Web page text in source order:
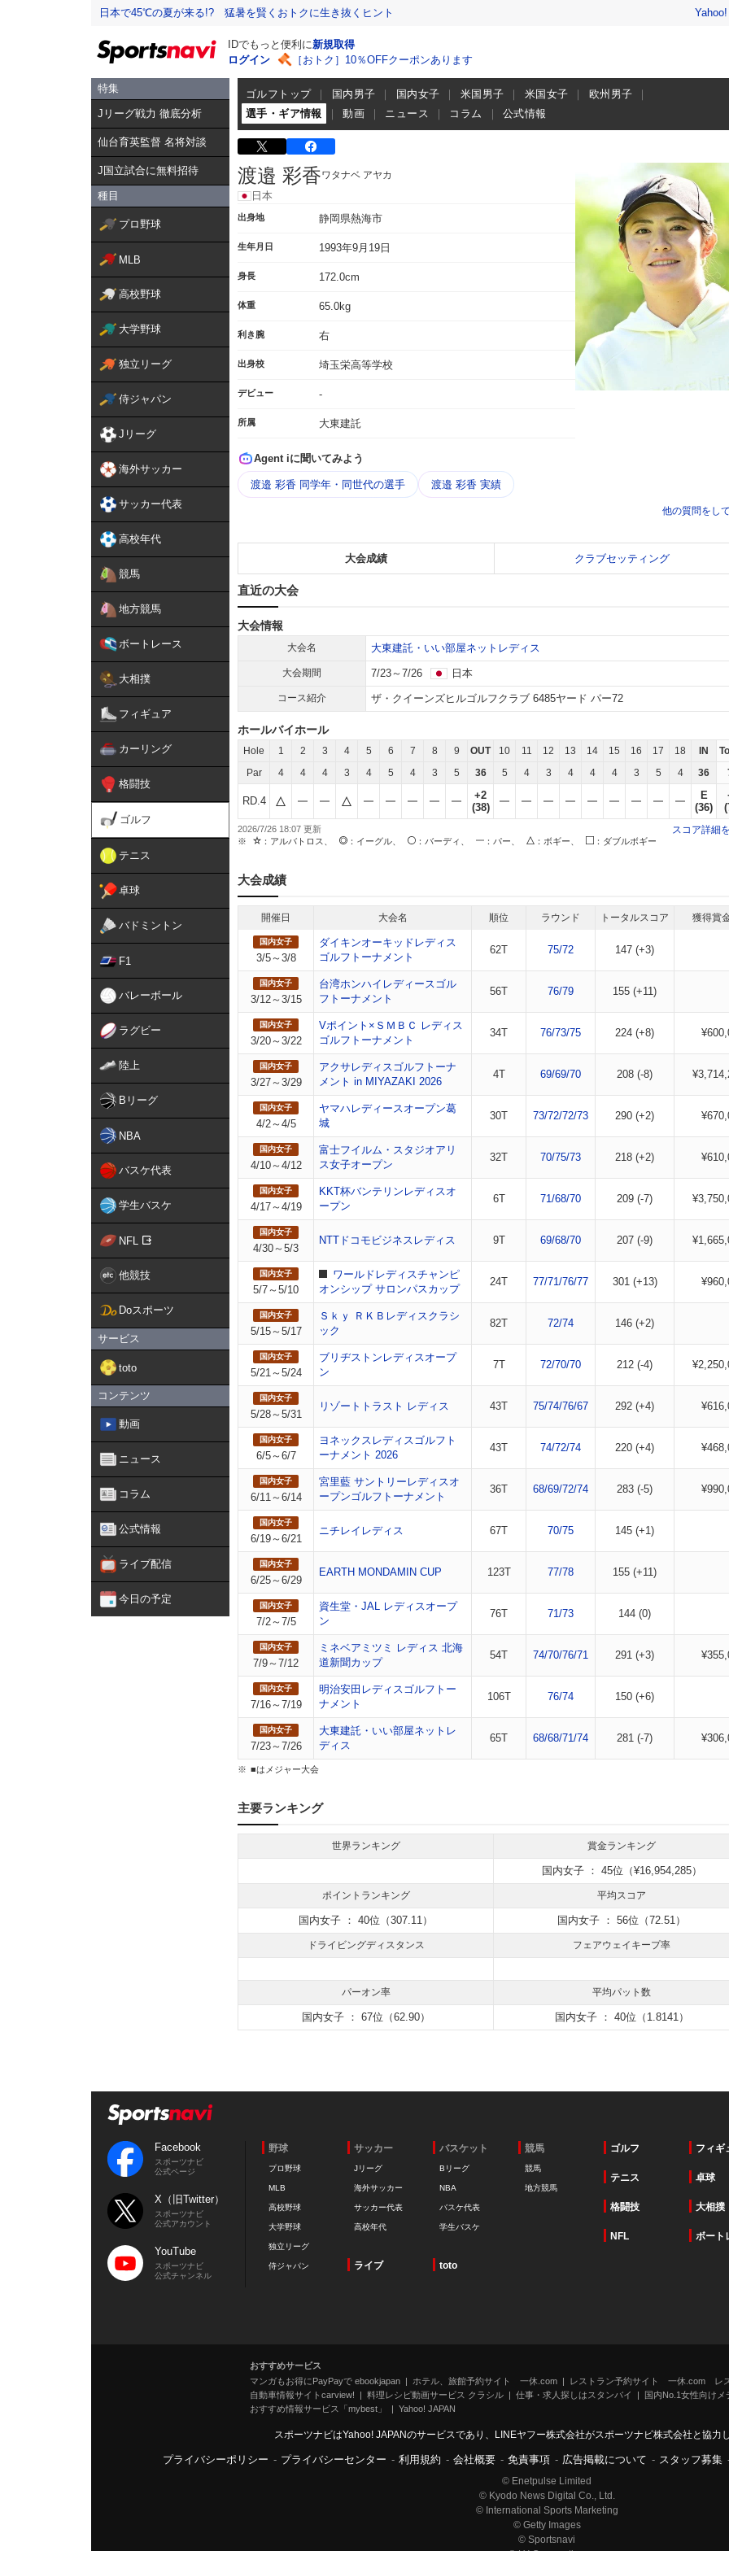
日本で45℃の夏が来る!? 猛暑を賢くおトクに生き抜くヒント
IDでもっと便利に新規取得
ログイン
［おトク］10％OFFクーポンあります
特集
Jリーグ戦力 徹底分析
仙台育英監督 名将対談
J国立試合に無料招待
種目
プロ野球
MLB
高校野球
大学野球
独立リーグ
侍ジャパン
Jリーグ
海外サッカー
サッカー代表
高校年代
競馬
地方競馬
ボートレース
大相撲
フィギュア
カーリング
格闘技
ゴルフ
テニス
卓球
バドミントン
F1
バレーボール
ラグビー
陸上
Bリーグ
NBA
バスケ代表
学生バスケ
NFL
他競技
Doスポーツ
サービス
toto
コンテンツ
動画
ニュース
コラム
公式情報
ライブ配信
今日の予定
ゴルフトップ 国内男子 国内女子 米国男子 米国女子
欧州男子
選手・ギア情報
動画 ニュース コラム 公式情報
渡邉 彩香ワタナベ アヤカ
日本
出身地 静岡県熱海市
生年月日 1993年9月19日
身長 172.0cm
体重 65.0kg
利き腕 右
出身校 埼玉栄高等学校
デビュー -
所属 大東建託
Agent iに聞いてみよう
渡邉 彩香 同学年・同世代の選手 渡邉 彩香 実績
他の質問をし
大会成績 クラブセッティング
直近の大会
大会情報
大会名 大東建託・いい部屋ネットレディス
大会期間 7/23～7/26 日本
コース紹介 ザ・クイーンズヒルゴルフクラブ 6485ヤード パー72
ホールバイホール
Hole 1 2 3 4 5 6 7 8 9 OUT 10 11 12 13 14 15 16 17 18 IN
Par
4 4 4 3 4 5 4 3 5 36 5 4 3 4 4 4 3 5 4 36
RD.4
+2
(38)
E
(36)
2026/7/26 18:07
：アルバトロス、
：イーグル、 ：バーディ、 ：パー、 ：ボギー、 ：ダブルボギー
スコア詳細
大会成績
開催日 大会名 順位 ラウンド トータルスコア 獲得賞
国内女子
3/5～3/8
ダイキンオーキッドレディス
ゴルフトーナメント
62T 75/72 147 (+3)
国内女子
3/12～3/15
台湾ホンハイレディースゴル
フトーナメント
56T 76/79 155 (+11)
国内女子
3/20～3/22
Vポイント×ＳＭＢＣ レディス
ゴルフトーナメント
34T 76/73/75 224 (+8)
国内女子
3/27～3/29
アクサレディスゴルフトーナ
メント in MIYAZAKI 2026
4T 69/69/70 208 (-8)
国内女子
4/2～4/5
ヤマハレディースオープン葛
城
30T 73/72/72/73 290 (+2)
国内女子
4/10～4/12
富士フイルム・スタジオアリ
ス女子オープン
32T 70/75/73 218 (+2)
国内女子
4/17～4/19
KKT杯バンテリンレディスオ
ープン
6T 71/68/70 209 (-7)
国内女子
4/30～5/3
NTTドコモビジネスレディス 9T 69/68/70 207 (-9)
国内女子
5/7～5/10
ワールドレディスチャンピ
オンシップ サロンパスカップ
24T 77/71/76/77 301 (+13)
国内女子
5/15～5/17
Ｓｋｙ ＲＫＢレディスクラシ
ック
82T 72/74 146 (+2)
国内女子
5/21～5/24
ブリヂストンレディスオープ
ン
7T 72/70/70 212 (-4)
国内女子
5/28～5/31
リゾートトラスト レディス 43T 75/74/76/67 292 (+4)
国内女子
6/5～6/7
ヨネックスレディスゴルフト
ーナメント 2026
43T 74/72/74 220 (+4)
国内女子
6/11～6/14
宮里藍 サントリーレディスオ
ープンゴルフトーナメント
36T 68/69/72/74 283 (-5)
国内女子
6/19～6/21
ニチレイレディス 67T 70/75 145 (+1)
国内女子
6/25～6/29
EARTH MONDAMIN CUP 123T 77/78 155 (+11)
国内女子
7/2～7/5
資生堂・JAL レディスオープ
ン
76T 71/73 144 (0)
国内女子
7/9～7/12
ミネベアミツミ レディス 北海
道新聞カップ
54T 74/70/76/71 291 (+3)
国内女子
7/16～7/19
明治安田レディスゴルフトー
ナメント
106T 76/74 150 (+6)
国内女子
7/23～7/26
大東建託・いい部屋ネットレ
ディス
65T 68/68/71/74 281 (-7)
■はメジャー大会
主要ランキング
世界ランキング 賞金ランキング
国内女子 ： 45位（¥16,954,285）
ポイントランキング 平均スコア
国内女子 ： 40位（307.11） 国内女子 ： 56位（72.51）
ドライビングディスタンス フェアウェイキープ率
パーオン率 平均パット数
国内女子 ： 67位（62.90） 国内女子 ： 40位（1.8141）
Facebook
スポーツナビ
公式ページ
X（旧Twitter）
スポーツナビ
公式アカウント
YouTube
スポーツナビ
公式チャンネル
野球
プロ野球
MLB
高校野球
大学野球
独立リーグ
侍ジャパン
サッカー
Jリーグ
海外サッカー
サッカー代表
高校年代
バスケット
Bリーグ
NBA
バスケ代表
学生バスケ
競馬
競馬
地方競馬
ゴルフ フィギ
テニス 卓球
格闘技 大相撲
NFL ボート
ライブ toto
おすすめサービス
マンガもお得にPayPayで ebookjapan
ホテル、旅館予約サイト 一休.com
レストラン予約サイト 一休.com レ
自動車情報サイトcarview!
料理レシピ動画サービス クラシル 仕事・求人探しはスタンバイ
国内No.1女性向けメ
おすすめ情報サービス「mybest」
Yahoo! JAPAN
スポーツナビはYahoo! JAPANのサービスであり、LINEヤフー株式会社がスポーツナビ株式会社と協力
プライバシーポリシー - プライバシーセンター - 利用規約 - 会社概要 - 免責事項 - 広告掲載について - スタッフ募集
© Enetpulse Limited
© Kyodo News Digital Co., Ltd.
© International Sports Marketing
© Getty Images
© Sportsnavi